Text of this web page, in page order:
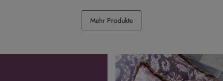
Anhänger 4er Set
Camorita
Mehr Produkte